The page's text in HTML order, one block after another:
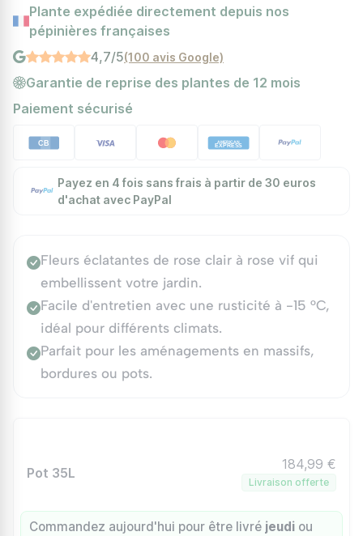
Plante expédiée directement depuis nos
pépinières françaises
4,7/5(100 avis Google)
Garantie de reprise des plantes de 12 mois
Paiement sécurisé
Payez en 4 fois sans frais à partir de 30 euros
d'achat avec PayPal
Fleurs éclatantes de rose clair à rose vif qui
embellissent votre jardin.
Facile d'entretien avec une rusticité à -15 °C,
idéal pour différents climats.
Parfait pour les aménagements en massifs,
bordures ou pots.
Pot 35L
184,99 €
Livraison offerte
Commandez aujourd'hui pour être livré jeudi ou